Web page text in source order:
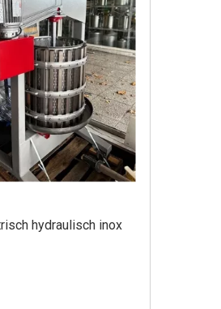
hydraulisch inox